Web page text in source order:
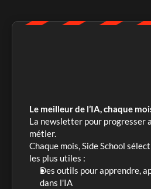
Le meilleur de l’IA, chaque
La newsletter pour progresser
métier.
Chaque mois, Side School
les plus utiles :
Des outils pour apprendre,
dans l'IA